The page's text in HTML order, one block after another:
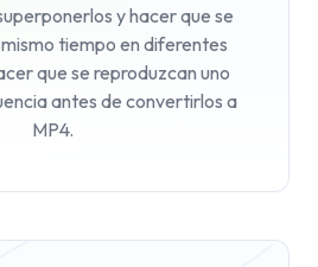
y hacer que se
tiempo en diferentes
que se reproduzcan uno
antes de convertirlos a
MP4.